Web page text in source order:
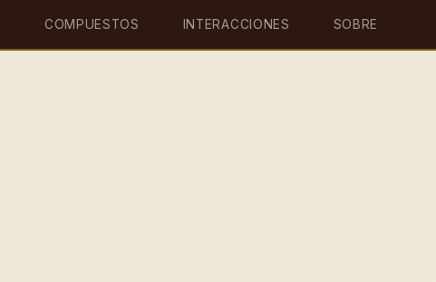
COMPUESTOS INTERACCIONES SOBRE